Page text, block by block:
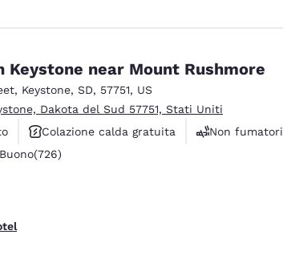
Keystone near Mount Rushmore
, Keystone, SD, 57751, US
Dakota del Sud 57751, Stati Uniti
Colazione calda gratuita
Non fumatori
stelle. Buono. 726 recensioni
Buono(726)